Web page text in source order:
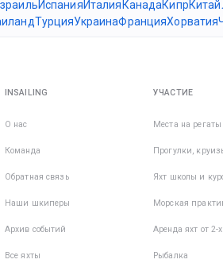
ИспанияИталия КанадаКипрКитай
ТурцияУкраинаФранцияХорватия
INSAILING
О нас
Команда
Обратная связь
Наши шкиперы
Архив событий
Все яхты
УЧАСТИЕ
Места на регаты
Прогулки,
Яхт школы и
Морская
Аренда яхт от 2-
Рыбалка